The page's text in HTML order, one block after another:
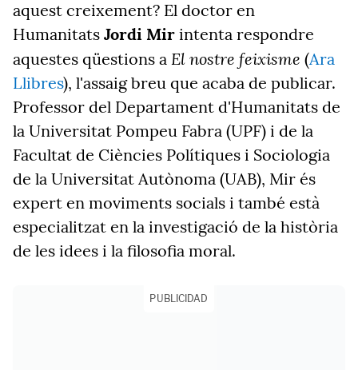
aquest creixement? El doctor en
Humanitats Jordi Mir intenta respondre
aquestes qüestions a El nostre feixisme (Ara
Llibres), l'assaig breu que acaba de publicar.
Professor del Departament d'Humanitats de
la Universitat Pompeu Fabra (UPF) i de la
Facultat de Ciències Polítiques i Sociologia
de la Universitat Autònoma (UAB), Mir és
expert en moviments socials i també està
especialitzat en la investigació de la història
de les idees i la filosofia moral.
PUBLICIDAD